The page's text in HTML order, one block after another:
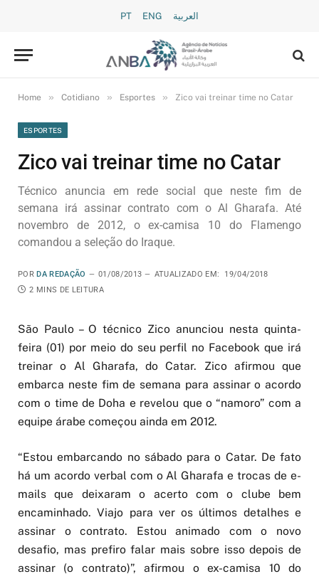
PT ENG العربية
Home » Cotidiano » Esportes » Zico vai treinar time no Catar
ESPORTES
Zico vai treinar time no Catar
Técnico anuncia em rede social que neste fim de
semana irá assinar contrato com o Al Gharafa. Até
novembro de 2012, o ex-camisa 10 do Flamengo
comandou a seleção do Iraque.
POR DA REDAÇÃO 01/08/2013 ATUALIZADO EM:
19/04/2018
2 MINS DE LEITURA
São Paulo – O técnico Zico anunciou nesta quinta-
feira (01) por meio do seu perfil no Facebook que irá
treinar o Al Gharafa, do Catar. Zico afirmou que
embarca neste fim de semana para assinar o acordo
com o time de Doha e revelou que o “namoro” com a
equipe árabe começou ainda em 2012.
“Estou embarcando no sábado para o Catar. De fato
há um acordo verbal com o Al Gharafa e trocas de e-
mails que deixaram o acerto com o clube bem
encaminhado. Viajo para ver os últimos detalhes e
assinar o contrato. Estou animado com o novo
desafio, mas prefiro falar mais sobre isso depois de
assinar (o contrato)”, afirmou o ex-camisa 10 do